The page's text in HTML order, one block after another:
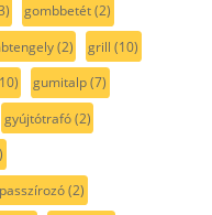
gombbetét(2)
(2) grill (10)
gumitalp(7)
gyújtótrafó(2)
(2)